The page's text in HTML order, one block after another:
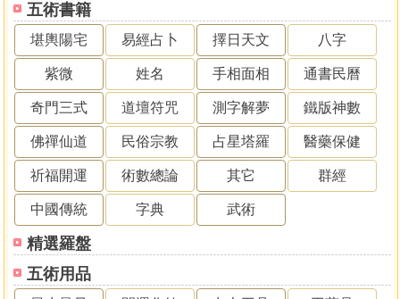
五術書籍
堪輿陽宅 易經占卜 擇日天文 八字
紫微 姓名 手相面相 通書民曆
奇門三式 道壇符咒 測字解夢 鐵版神數
佛禪仙道 民俗宗教 占星塔羅 醫藥保健
祈福開運 術數總論 其它 群經
中國傳統 字典 武術
精選羅盤
五術用品